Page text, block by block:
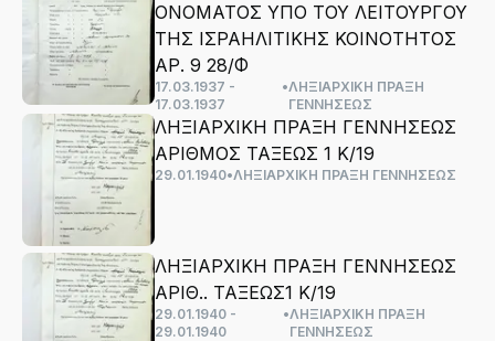
ΟΝΟΜΑΤΟΣ ΥΠΟ ΤΟΥ ΛΕΙΤΟΥΡΓΟΥ
ΤΗΣ ΙΣΡΑΗΛΙΤΙΚΗΣ ΚΟΙΝΟΤΗΤΟΣ
ΑΡ. 9 28/Φ
17.03.1937 -
17.03.1937
•ΛΗΞΙΑΡΧΙΚΗ ΠΡΑΞΗ
ΓΕΝΝΗΣΕΩΣ
ΛΗΞΙΑΡΧΙΚΗ ΠΡΑΞΗ ΓΕΝΝΗΣΕΩΣ
ΑΡΙΘΜΟΣ ΤΑΞΕΩΣ 1 Κ/19
29.01.1940•ΛΗΞΙΑΡΧΙΚΗ ΠΡΑΞΗ ΓΕΝΝΗΣΕΩΣ
ΛΗΞΙΑΡΧΙΚΗ ΠΡΑΞΗ ΓΕΝΝΗΣΕΩΣ
ΑΡΙΘ.. ΤΑΞΕΩΣ1 Κ/19
29.01.1940 -
29.01.1940
•ΛΗΞΙΑΡΧΙΚΗ ΠΡΑΞΗ
ΓΕΝΝΗΣΕΩΣ